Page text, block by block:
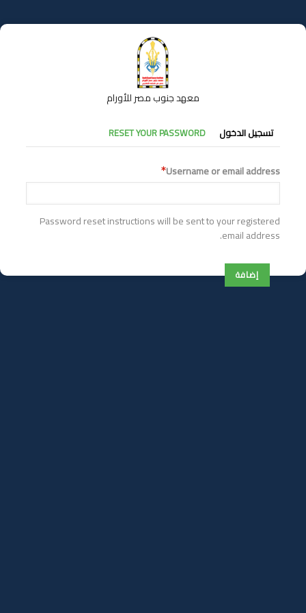
إلى
المحتوى
معهد جنوب مصر للأورام
التبويبات
الأساسية
تسجيل الدخول RESET YOUR PASSWORD
Username or email address
Password reset instructions will be sent to your registered
email address.